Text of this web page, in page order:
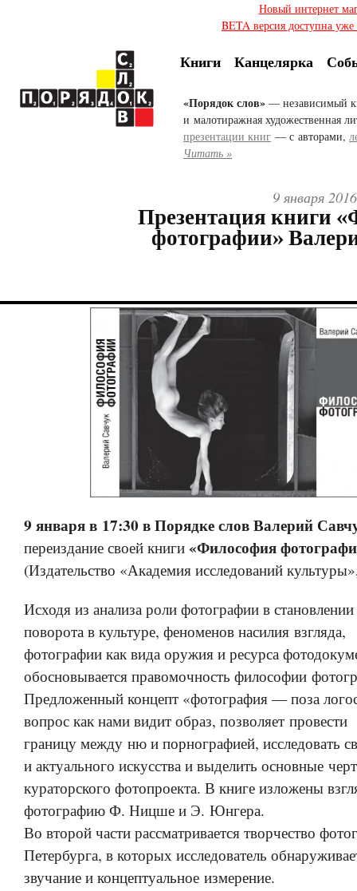
Новый интернет
BETA версия доступна
Книги Канцелярка
«Порядок слов» — независимый
и малотиражная художественная
презентации книг — с авторами,
Читать »
9 января
Презентация книги
фотографии»
9 января в 17:30 в Порядке слов Валерий
переиздание своей книги «Философия
(Издательство «Академия исследований
Исходя из анализа роли фотографии в
поворота в культуре, феноменов насилия взгляда,
фотографии как вида оружия и ресурса
обосновывается правомочность философии
Предложенный концепт «фотография — поза
вопрос как нами видит образ, позволяет провести
границу между ню и порнографией, исследовать
и актуального искусства и выделить основные
кураторского фотопроекта. В книге изложены
фотографию Ф. Ницше и Э. Юнгера.
Во второй части рассматривается творчество
Петербурга, в которых исследователь
звучание и концептуальное измерение.